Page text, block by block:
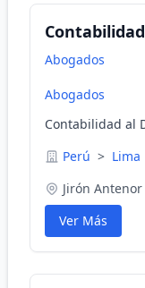
Contabilidad
Abogados
Abogados
Contabilidad al
Perú > Lima
Jirón
Ver Más